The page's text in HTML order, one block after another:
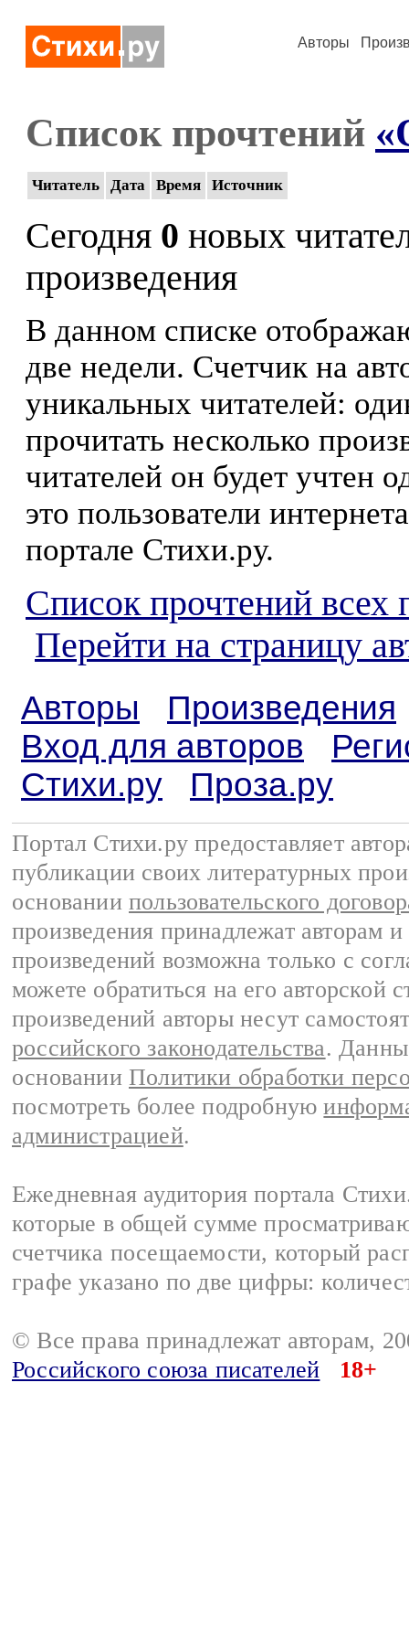
Авторы
Список прочтений
Читатель Дата Время Источник
Сегодня 0 новых
произведения
В данном списке
две недели. Счетчик на
уникальных читателей:
прочитать несколько
читателей он будет учтен
это пользователи
портале Стихи.ру.
Список прочтений всех
Перейти на страницу
Авторы
Произведения
Вход для авторов
Стихи.ру
Проза.ру
Портал Стихи.ру предоставляет
публикации своих литературных
основании пользовательского
произведения принадлежат авторам
произведений возможна только с
можете обратиться на его авторской
произведений авторы несут
российского законодательства.
основании Политики обработки
посмотреть более подробную
администрацией.
Ежедневная аудитория портала
которые в общей сумме
счетчика посещаемости, который
графе указано по две цифры:
© Все права принадлежат авторам,
Российского союза писателей
18+